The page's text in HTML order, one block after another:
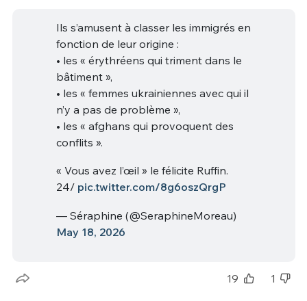
Ils s’amusent à classer les immigrés en
fonction de leur origine :
• les « érythréens qui triment dans le
bâtiment »,
• les « femmes ukrainiennes avec qui il
n’y a pas de problème »,
• les « afghans qui provoquent des
conflits ».
« Vous avez l’œil » le félicite Ruffin.
24/ pic.twitter.com/8g6oszQrgP
— Séraphine (@SeraphineMoreau)
May 18, 2026
19 1